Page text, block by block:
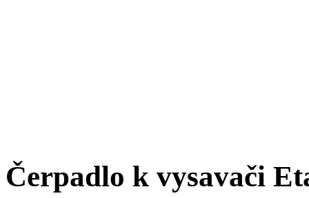
Čerpadlo k vysavači